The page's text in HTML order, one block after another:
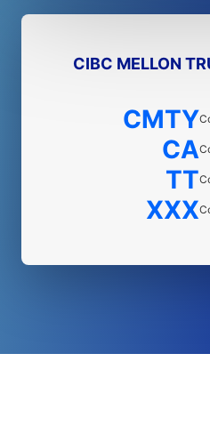
CIBC MELLON
CMTY
CA
TT
XXX